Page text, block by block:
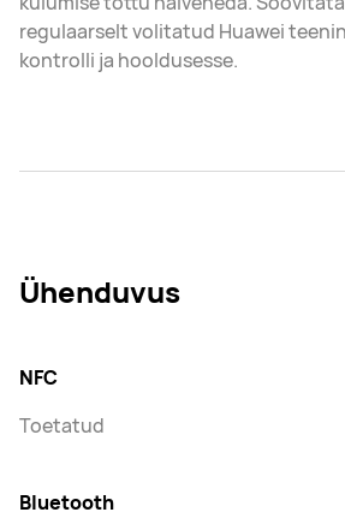
regulaarselt volitatud Huawei
kontrolli ja hooldusesse.
Ühenduvus
NFC
Toetatud
Bluetooth